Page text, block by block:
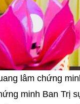
lâm chứng
minh Ban Trị